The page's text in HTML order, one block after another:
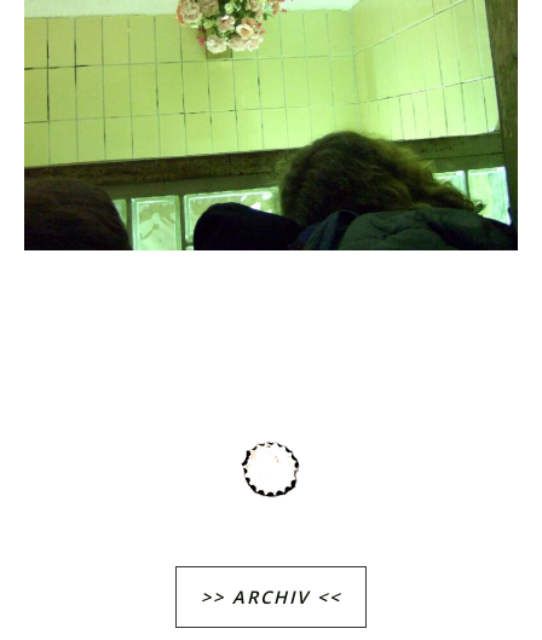
>> ARCHIV <<